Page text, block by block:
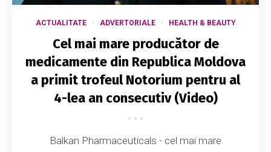
ACTUALITATE ADVERTORIALE HEALTH & BEAUTY
Cel mai mare producător de
medicamente din Republica Moldova
a primit trofeul Notorium pentru al
4-lea an consecutiv (Video)
Balkan Pharmaceuticals - cel mai mare